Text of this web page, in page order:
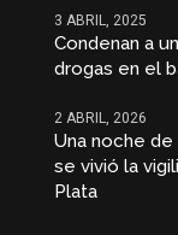
3 ABRIL, 2025
Condenan a
drogas en el
2 ABRIL, 2026
Una noche
se vivió la
Plata